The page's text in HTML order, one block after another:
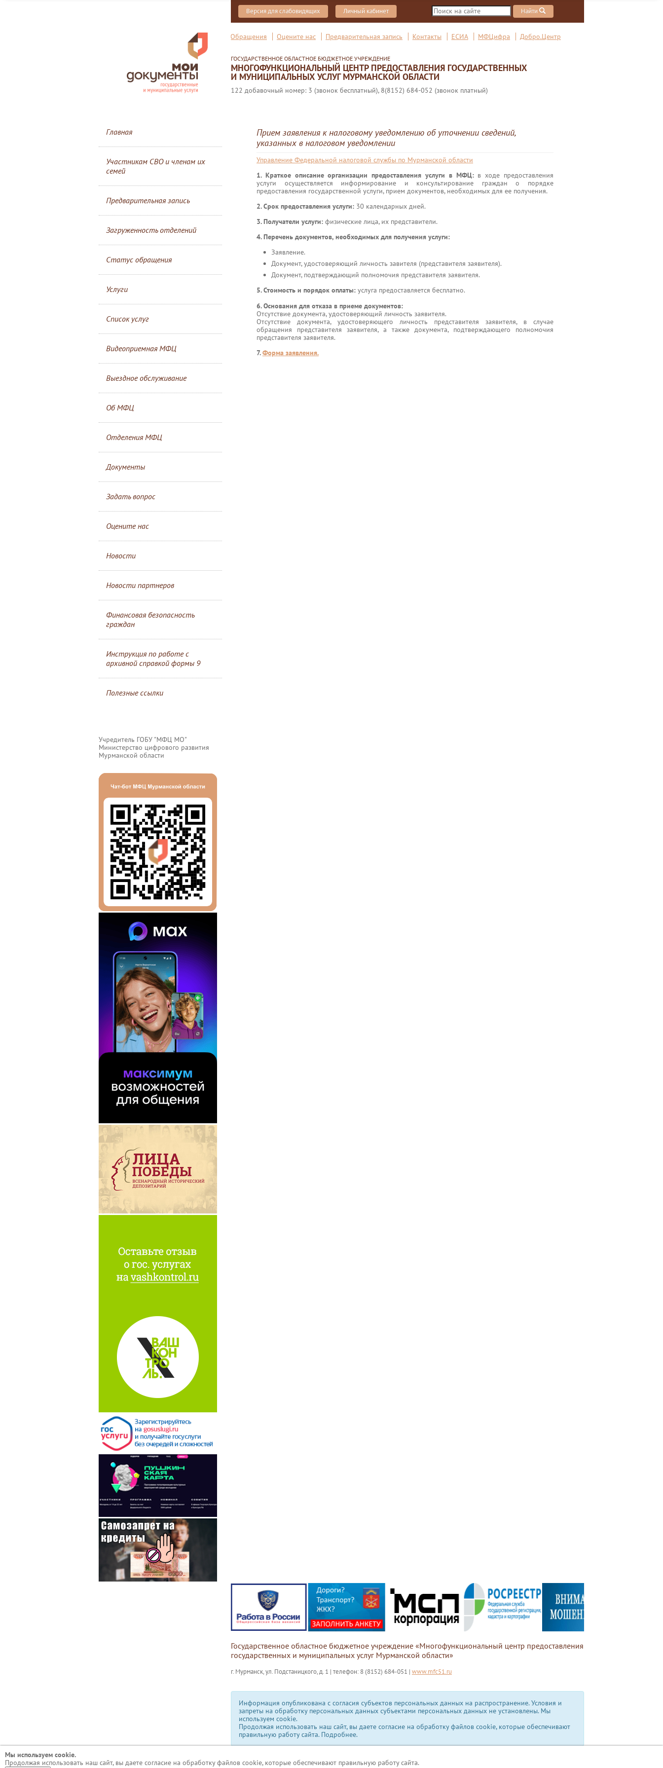
Версия для слабовидящих Личный кабинет Найти
Обращения Оцените нас Предварительная запись Контакты ЕСИА МФЦифра Добро.Центр
ГОСУДАРСТВЕННОЕ ОБЛАСТНОЕ БЮДЖЕТНОЕ УЧРЕЖДЕНИЕ
МНОГОФУНКЦИОНАЛЬНЫЙ ЦЕНТР ПРЕДОСТАВЛЕНИЯ ГОСУДАРСТВЕННЫХ
И МУНИЦИПАЛЬНЫХ УСЛУГ МУРМАНСКОЙ ОБЛАСТИ
122 добавочный номер: 3 (звонок бесплатный), 8(8152) 684-052 (звонок платный)
Главная
Участникам СВО и членам их
семей
Предварительная запись
Загруженность отделений
Статус обращения
Услуги
Список услуг
Видеоприемная МФЦ
Выездное обслуживание
Об МФЦ
Отделения МФЦ
Документы
Задать вопрос
Оцените нас
Новости
Новости партнеров
Финансовая безопасность
граждан
Инструкция по работе с
архивной справкой формы 9
Полезные ссылки
Учредитель ГОБУ "МФЦ МО"
Министерство цифрового развития
Мурманской области
Прием заявления к налоговому уведомлению об уточнении сведений,
указанных в налоговом уведомлении
Управление Федеральной налоговой службы по Мурманской области
1. Краткое описание организации предоставления услуги в МФЦ:в ходе предоставления
услуги осуществляется информирование и консультирование граждан о порядке
предоставления государственной услуги, прием документов, необходимых для ее получения.
2. Срок предоставления услуги: 30 календарных дней.
3. Получатели услуги: физические лица, их представители.
4. Перечень документов, необходимых для получения услуги:
Заявление.
Документ, удостоверяющий личность завителя (представителя заявителя).
Документ, подтверждающий полномочия представителя заявителя.
5. Стоимость и порядок оплаты: услуга предоставляется бесплатно.
6. Основания для отказа в приеме документов:
Отсутствие документа, удостоверяющий личность заявителя.
Отсутствие документа, удостоверяющего личность представителя заявителя, в случае
обращения представителя заявителя, а также документа, подтверждающего полномочия
представителя заявителя.
7.Форма заявления.
Государственное областное бюджетное учреждение «Многофункциональный центр предоставления
государственных и муниципальных услуг Мурманской области»
г. Мурманск, ул. Подстаницкого, д. 1 | телефон: 8 (8152) 684-051 | www.mfc51.ru
Информация опубликована с согласия субъектов персональных данных на распространение. Условия и
запреты на обработку персональных данных субъектами персональных данных не установлены. Мы
используем сookie.
Продолжая использовать наш сайт, вы даете согласие на обработку файлов cookie, которые обеспечивают
правильную работу сайта. Подробнее.
Мы используем сookie.
Продолжая использовать наш сайт, вы даете согласие на обработку файлов cookie, которые обеспечивают правильную работу сайта.